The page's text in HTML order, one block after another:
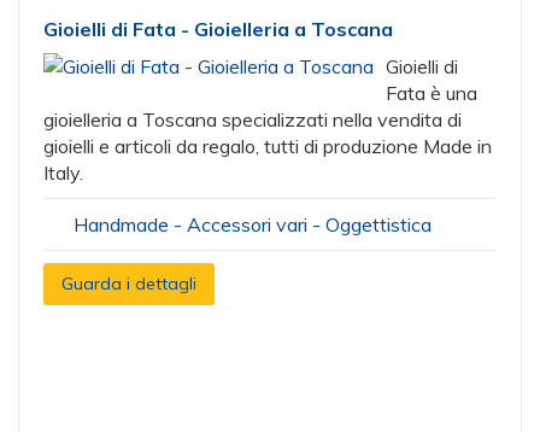
Gioielli di Fata - Gioielleria a Toscana
Gioielli di
Fata è una
gioielleria a Toscana specializzati nella vendita di
gioielli e articoli da regalo, tutti di produzione Made in
Italy.
Handmade - Accessori vari - Oggettistica
Guarda i dettagli